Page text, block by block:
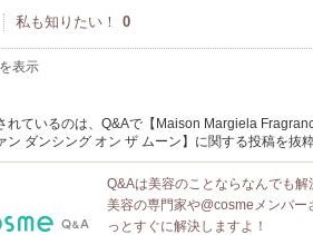
私も知りたい！ 0
表示
れているのは、Q&Aで【Maison Margiela
ン ダンシング オン ザ ムーン】に関する投稿を抜
Q&Aは美容のことならなんでも解
美容の専門家や@cosmeメンバ
っとすぐに解決しますよ！